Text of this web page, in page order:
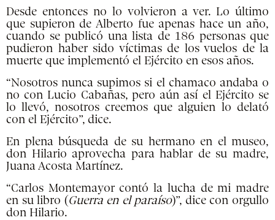
Desde entonces no lo volvieron a ver. Lo último
que supieron de Alberto fue apenas hace un año,
cuando se publicó una lista de 186 personas que
pudieron haber sido víctimas de los vuelos de la
muerte que implementó el Ejército en esos años.
“Nosotros nunca supimos si el chamaco andaba o
no con Lucio Cabañas, pero aún así el Ejército se
lo llevó, nosotros creemos que alguien lo delató
con el Ejército”, dice.
En plena búsqueda de su hermano en el museo,
don Hilario aprovecha para hablar de su madre,
Juana Acosta Martínez.
“Carlos Montemayor contó la lucha de mi madre
en su libro (Guerra en el paraíso)”, dice con orgullo
don Hilario.